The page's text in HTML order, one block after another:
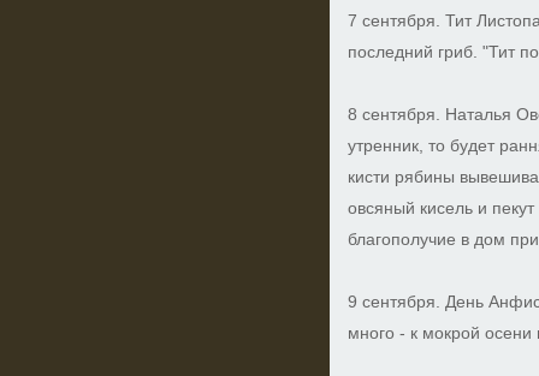
7 сентября. Тит
последний гриб. "Тит
8 сентября. Наталья
утренник, то будет
кисти рябины
овсяный кисель и
благополучие в дом
9 сентября. День
много - к мокрой осени